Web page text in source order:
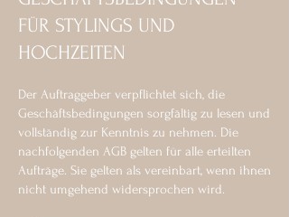
FÜR STYLINGS UND
HOCHZEITEN
Der Auftraggeber verpflichtet sich, die
Geschäftsbedingungen sorgfältig zu lesen und
vollständig zur Kenntnis zu nehmen. Die
nachfolgenden AGB gelten für alle erteilten
Aufträge. Sie gelten als vereinbart, wenn ihnen
nicht umgehend widersprochen wird.